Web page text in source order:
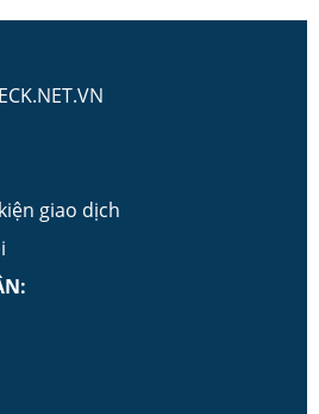
giao dịch